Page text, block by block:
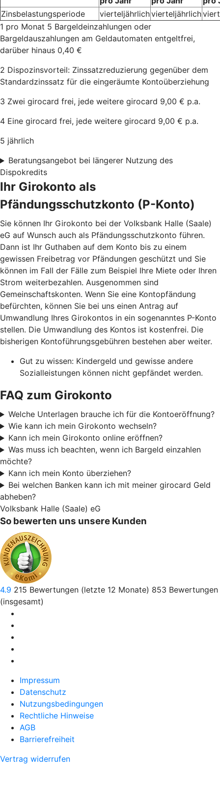
Zinsbelastungsperiode
vierteljährlichvierteljährlich
1 pro Monat 5 Bargeldeinzahlungen oder
Bargeldauszahlungen am Geldautomaten entgeltfrei,
darüber hinaus 0,40 €
2 Dispozinsvorteil: Zinssatzreduzierung gegenüber dem
Standardzinssatz für die eingeräumte Kontoüberziehung
3 Zwei girocard frei, jede weitere girocard 9,00 € p.a.
4 Eine girocard frei, jede weitere girocard 9,00 € p.a.
5 jährlich
Beratungsangebot bei längerer Nutzung des
Dispokredits
Ihr Girokonto als
Pfändungsschutzkonto (P-Konto)
Sie können Ihr Girokonto bei der Volksbank Halle (Saale)
eG auf Wunsch auch als Pfändungsschutzkonto führen.
Dann ist Ihr Guthaben auf dem Konto bis zu einem
gewissen Freibetrag vor Pfändungen geschützt und Sie
können im Fall der Fälle zum Beispiel Ihre Miete oder Ihren
Strom weiterbezahlen. Ausgenommen sind
Gemeinschaftskonten. Wenn Sie eine Kontopfändung
befürchten, können Sie bei uns einen Antrag auf
Umwandlung Ihres Girokontos in ein sogenanntes P-Konto
stellen. Die Umwandlung des Kontos ist kostenfrei. Die
bisherigen Kontoführungsgebühren bestehen aber weiter.
Gut zu wissen: Kindergeld und gewisse andere
Sozialleistungen können nicht gepfändet werden.
FAQ zum Girokonto
Welche Unterlagen brauche ich für die Kontoeröffnung?
Wie kann ich mein Girokonto wechseln?
Kann ich mein Girokonto online eröffnen?
Was muss ich beachten, wenn ich Bargeld einzahlen
möchte?
Kann ich mein Konto überziehen?
Bei welchen Banken kann ich mit meiner girocard Geld
abheben?
Volksbank Halle (Saale) eG
So bewerten uns unsere Kunden
4.9 215 Bewertungen (letzte 12 Monate) 853 Bewertungen
(insgesamt)
Impressum
Datenschutz
Nutzungsbedingungen
Rechtliche Hinweise
AGB
Barrierefreiheit
Vertrag widerrufen